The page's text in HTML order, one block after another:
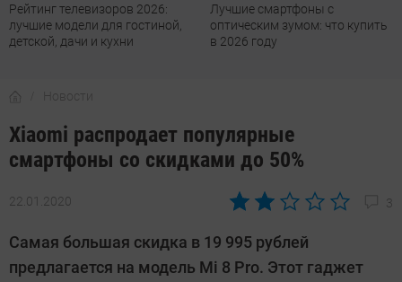
Лучшие смартфоны с
оптическим зумом: что купить
в 2026 году
Действительно большие
телевизоры с чистым Андроид:
топ-7 оптимальных
Новости
Xiaomi распродает популярные
смартфоны со скидками до 50%
22.01.2020 3
Автор:
Кошик
Самая большая скидка в 19 995 рублей
предлагается на модель Mi 8 Pro. Этот гаджет